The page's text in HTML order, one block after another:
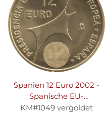
Spanien 12 Euro 2002 -
Spanische EU-
Ratspräsidentschaft -
KM#1049 vergoldet